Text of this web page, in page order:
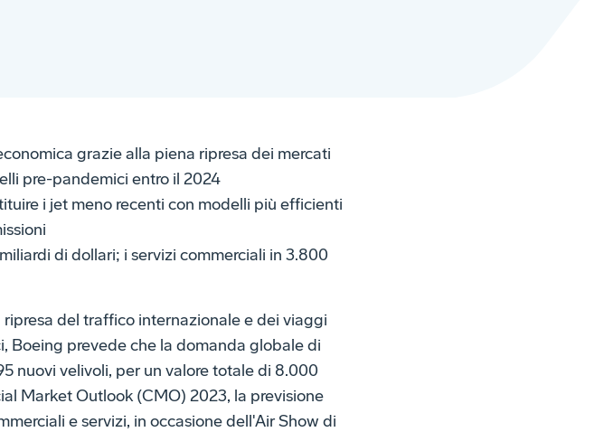
grazie alla piena ripresa dei mercati
pre-pandemici entro il 2024
i jet meno recenti con modelli più efficienti
di dollari; i servizi commerciali in 3.800
ripresa del traffico internazionale e dei viaggi
Boeing prevede che la domanda globale di
nuovi velivoli, per un valore totale di 8.000
Market Outlook (CMO) 2023, la previsione
e servizi, in occasione dell'Air Show di